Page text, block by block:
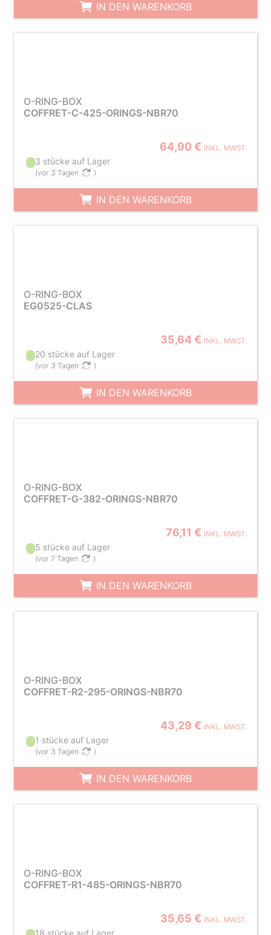
IN DEN WARENKORB
O-RING-BOX
COFFRET-C-425-ORINGS-NBR70
64,90 € INKL. MWST.
3 stücke auf Lager
(vor 3 Tagen )
IN DEN WARENKORB
O-RING-BOX
EG0525-CLAS
35,64 € INKL. MWST.
20 stücke auf Lager
(vor 3 Tagen )
IN DEN WARENKORB
O-RING-BOX
COFFRET-G-382-ORINGS-NBR70
76,11 € INKL. MWST.
5 stücke auf Lager
(vor 7 Tagen )
IN DEN WARENKORB
O-RING-BOX
COFFRET-R2-295-ORINGS-NBR70
43,29 € INKL. MWST.
1 stücke auf Lager
(vor 3 Tagen )
IN DEN WARENKORB
O-RING-BOX
COFFRET-R1-485-ORINGS-NBR70
35,65 € INKL. MWST.
18 stücke auf Lager